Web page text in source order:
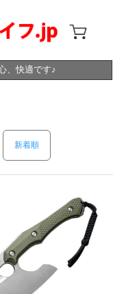
、快適です♪
新着順